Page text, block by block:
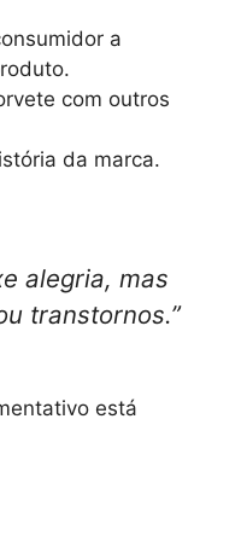
a
com outros
da marca.
alegria, mas
transtornos.”
está